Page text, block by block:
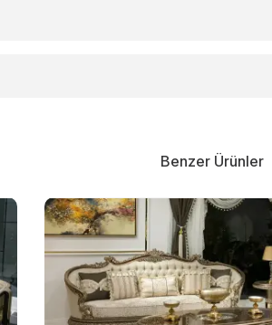
Benzer Ürünler